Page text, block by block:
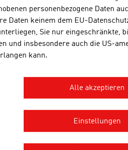
La Cabrera
personenbezogene Daten
Daten keinem dem EU-
Sie nur eingeschränkte,
und insbesondere auch die US-
kann.
Alle akzeptieren
Einstellungen